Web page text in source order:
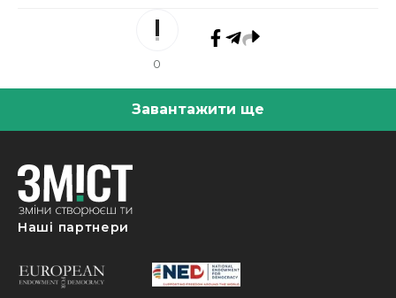
0
Завантажити ще
Наші партнери